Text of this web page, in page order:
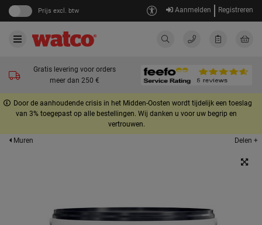
Prijs excl. btw Aanmelden Registreren
Gratis levering voor orders
meer dan 250 €
Door de aanhoudende crisis in het Midden-Oosten wordt tijdelijk een toeslag
van 3% toegepast op alle bestellingen. Wij danken u voor uw begrip en
vertrouwen.
Muren
Delen +